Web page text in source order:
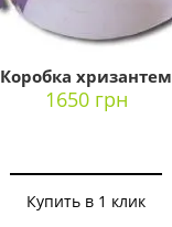
Коробка хризантем
1650 грн
Купить в 1 клик